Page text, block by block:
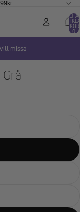
TOTALT
0
missa